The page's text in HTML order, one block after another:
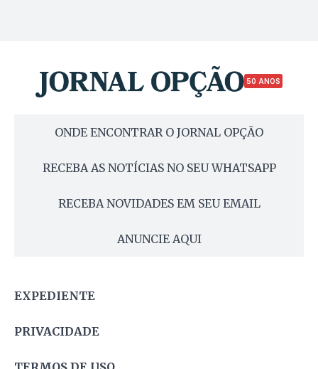
50 ANOS
ONDE ENCONTRAR O JORNAL OPÇÃO
RECEBA AS NOTÍCIAS NO SEU WHATSAPP
RECEBA NOVIDADES EM SEU EMAIL
ANUNCIE AQUI
EXPEDIENTE
PRIVACIDADE